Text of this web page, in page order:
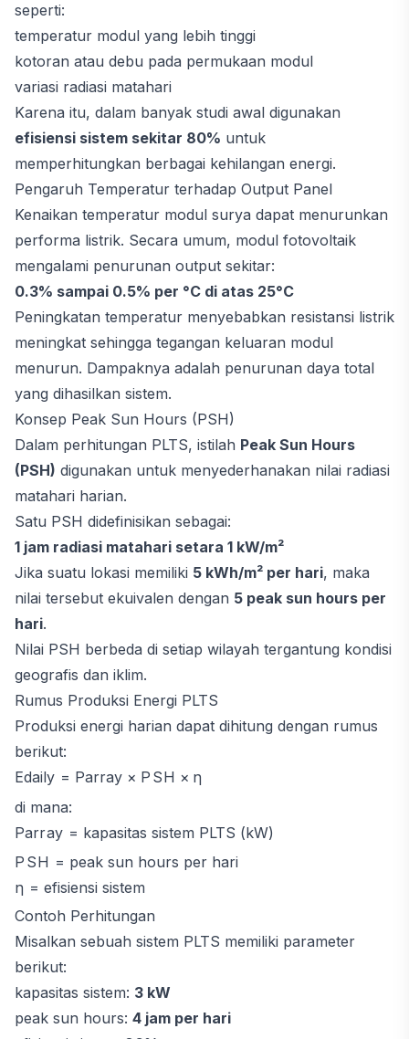
seperti:
temperatur modul yang lebih tinggi
kotoran atau debu pada permukaan modul
variasi radiasi matahari
Karena itu, dalam banyak studi awal digunakan
efisiensi sistem sekitar 80% untuk
memperhitungkan berbagai kehilangan energi.
Pengaruh Temperatur terhadap Output Panel
Kenaikan temperatur modul surya dapat menurunkan
performa listrik. Secara umum, modul fotovoltaik
mengalami penurunan output sekitar:
0.3% sampai 0.5% per °C di atas 25°C
Peningkatan temperatur menyebabkan resistansi listrik
meningkat sehingga tegangan keluaran modul
menurun. Dampaknya adalah penurunan daya total
yang dihasilkan sistem.
Konsep Peak Sun Hours (PSH)
Dalam perhitungan PLTS, istilah Peak Sun Hours
(PSH) digunakan untuk menyederhanakan nilai radiasi
matahari harian.
Satu PSH didefinisikan sebagai:
1 jam radiasi matahari setara 1 kW/m²
Jika suatu lokasi memiliki 5 kWh/m² per hari, maka
nilai tersebut ekuivalen dengan 5 peak sun hours per
hari.
Nilai PSH berbeda di setiap wilayah tergantung kondisi
geografis dan iklim.
Rumus Produksi Energi PLTS
Produksi energi harian dapat dihitung dengan rumus
berikut:
Edaily = Parray × P SH × η
di mana:
Parray = kapasitas sistem PLTS (kW)
P SH = peak sun hours per hari
η = efisiensi sistem
Contoh Perhitungan
Misalkan sebuah sistem PLTS memiliki parameter
berikut:
kapasitas sistem: 3 kW
peak sun hours: 4 jam per hari